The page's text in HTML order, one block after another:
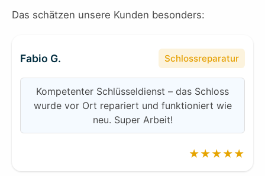
Das schätzen unsere Kunden besonders:
Fabio G. Schlossreparatur
Kompetenter Schlüsseldienst – das Schloss
wurde vor Ort repariert und funktioniert wie
neu. Super Arbeit!
★★★★★